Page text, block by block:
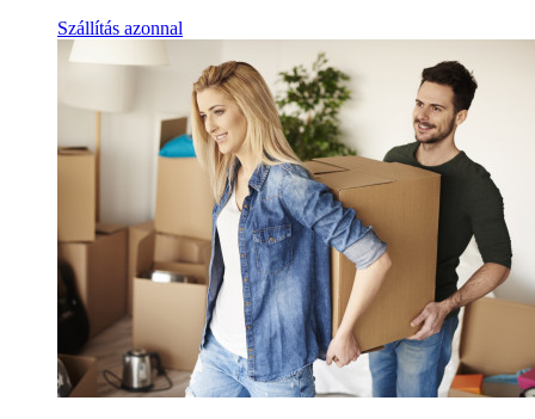
Szállítás azonnal